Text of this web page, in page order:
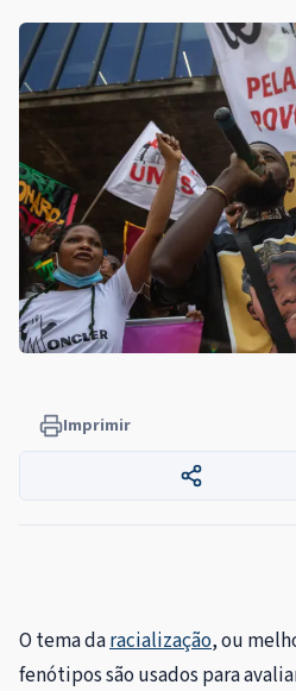
Imprimir
O tema daracialização, ou
fenótipos são usados para